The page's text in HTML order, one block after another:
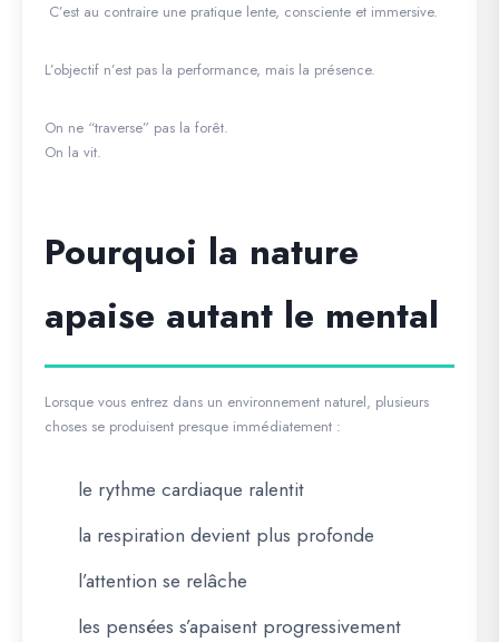
C’est au contraire une pratique lente, consciente et immersive.
L’objectif n’est pas la performance, mais la présence.
On ne “traverse” pas la forêt.
On la vit.
Pourquoi la nature
apaise autant le mental
Lorsque vous entrez dans un environnement naturel, plusieurs
choses se produisent presque immédiatement :
le rythme cardiaque ralentit
la respiration devient plus profonde
l’attention se relâche
les pensées s’apaisent progressivement